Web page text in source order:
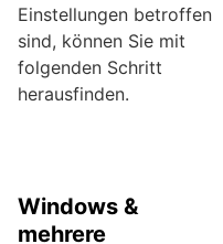
Einstellungen betroffen
sind, können Sie mit
folgenden Schritt
herausfinden.
Windows &
mehrere